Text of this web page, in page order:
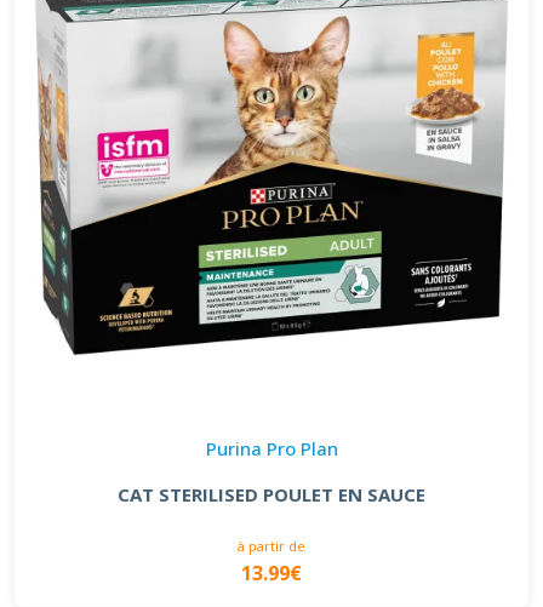
Purina Pro Plan
CAT STERILISED POULET EN SAUCE
à partir de
13.99€